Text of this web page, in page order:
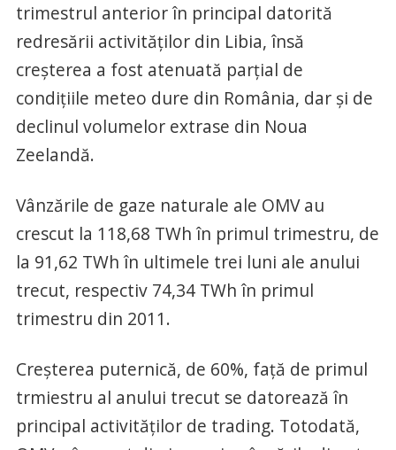
trimestrul anterior în principal datorită
redresării activităţilor din Libia, însă
creşterea a fost atenuată parţial de
condiţiile meteo dure din România, dar şi de
declinul volumelor extrase din Noua
Zeelandă.
Vânzările de gaze naturale ale OMV au
crescut la 118,68 TWh în primul trimestru, de
la 91,62 TWh în ultimele trei luni ale anului
trecut, respectiv 74,34 TWh în primul
trimestru din 2011.
Creşterea puternică, de 60%, faţă de primul
trmiestru al anului trecut se datorează în
principal activităţilor de trading. Totodată,